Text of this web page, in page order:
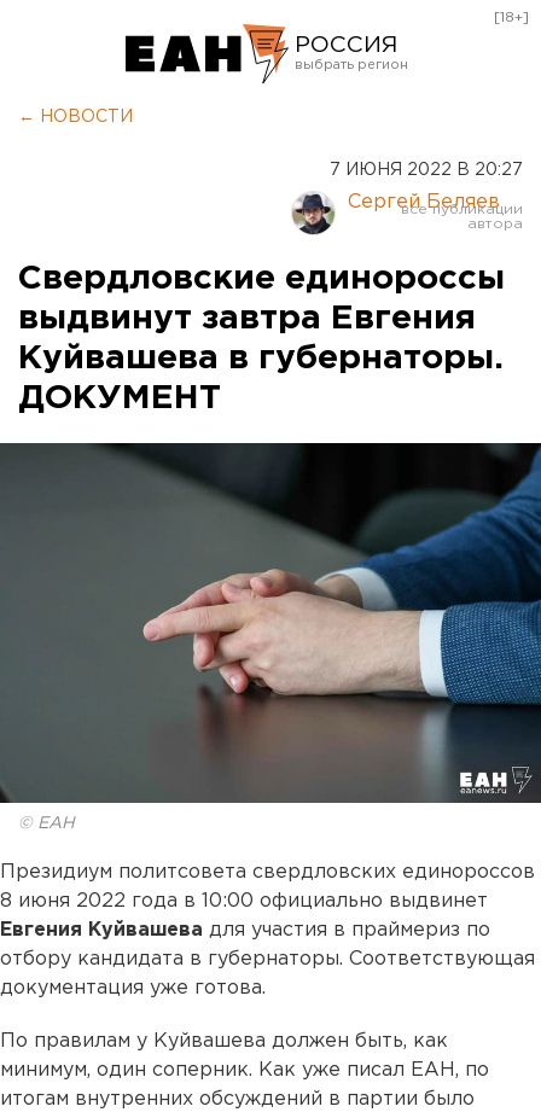
РОССИЯ
Курган
Оренбург
[18+]
← НОВОСТИ
7 ИЮНЯ 2022 В 20:27
Сергей Беляев
Свердловские единороссы
выдвинут завтра Евгения
Куйвашева в губернаторы.
ДОКУМЕНТ
© ЕАН
Президиум политсовета свердловских единороссов
8 июня 2022 года в 10:00 официально выдвинет
Евгения Куйвашева для участия в праймериз по
отбору кандидата в губернаторы. Соответствующая
документация уже готова.
По правилам у Куйвашева должен быть, как
минимум, один соперник. Как уже писал ЕАН, по
итогам внутренних обсуждений в партии было